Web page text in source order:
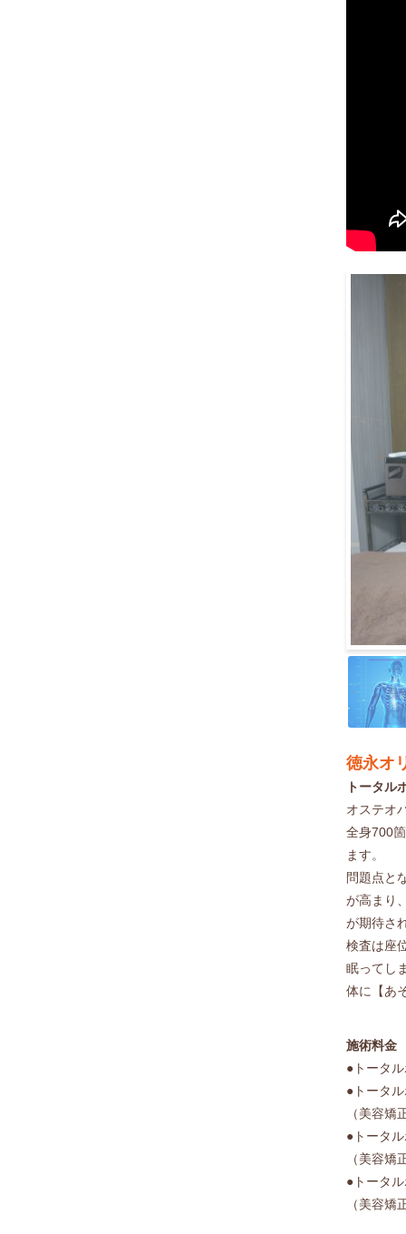
徳永オ
トータル
オステオ
全身700
ます。
問題点と
が高まり
が期待さ
検査は座
眠ってし
体に【あ
施術料金
●トータ
●トータ
（美容
●トータ
（美容
●トータ
（美容